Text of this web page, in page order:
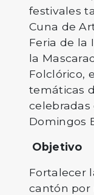
festivales
Cuna de
Feria de la
la
Folclórico,
temáticas
celebradas
Domingos
Objetivo
Fortalecer
cantón por